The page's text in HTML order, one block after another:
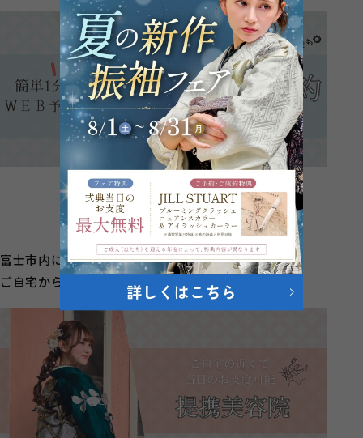
富士市内に提携美容院もご用意しているので
ご自宅から近い美容院でお支度も可能◎